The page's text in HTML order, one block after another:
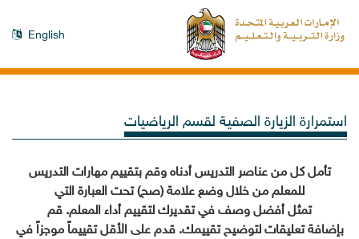
English
استمرارة الزيارة الصفية لقسم الرياضيات
تأمل كل من عناصر التدريس أدناه وقم بتقييم مهارات التدريس
للمعلم من خلال وضع علامة (صح) تحت العبارة التي
تمثل أفضل وصف في تقديرك لتقييم أداء المعلم. قم
بإضافة تعليقات لتوضيح تقييمك. قدم على الأقل تقييماً موجزاً في